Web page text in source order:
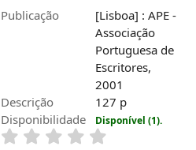
Publicação
[Lisboa] : APE -
Associação
Portuguesa de
Escritores,
2001
Descrição
127 p
Disponibilidade
Disponível (1).